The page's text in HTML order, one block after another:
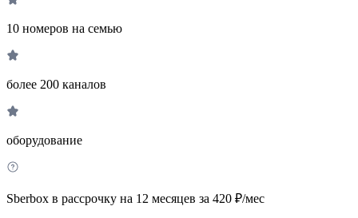
10 номеров на семью
более 200 каналов
оборудование
Sberbox в рассрочку на 12 месяцев за 420 ₽/мес